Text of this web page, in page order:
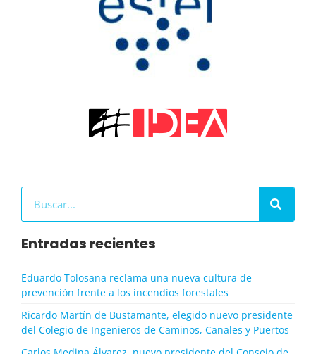
Entradas recientes
Eduardo Tolosana reclama una nueva cultura de
prevención frente a los incendios forestales
Ricardo Martín de Bustamante, elegido nuevo presidente
del Colegio de Ingenieros de Caminos, Canales y Puertos